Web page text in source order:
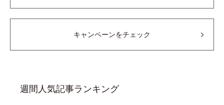
キャンペーンをチェック
週間人気記事ランキング